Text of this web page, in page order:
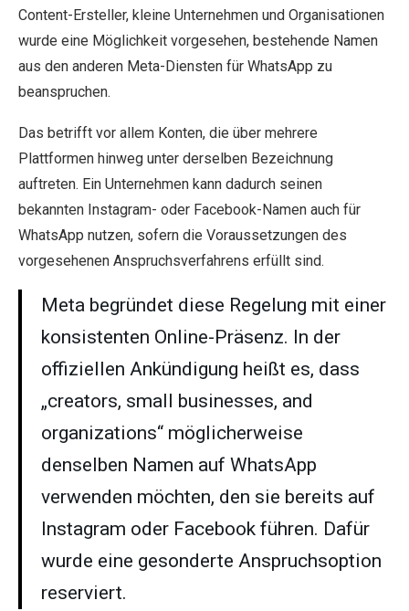
Content-Ersteller, kleine Unternehmen und Organisationen
wurde eine Möglichkeit vorgesehen, bestehende Namen
aus den anderen Meta-Diensten für WhatsApp zu
beanspruchen.
Das betrifft vor allem Konten, die über mehrere
Plattformen hinweg unter derselben Bezeichnung
auftreten. Ein Unternehmen kann dadurch seinen
bekannten Instagram- oder Facebook-Namen auch für
WhatsApp nutzen, sofern die Voraussetzungen des
vorgesehenen Anspruchsverfahrens erfüllt sind.
Meta begründet diese Regelung mit einer
konsistenten Online-Präsenz. In der
offiziellen Ankündigung heißt es, dass
„creators, small businesses, and
organizations“ möglicherweise
denselben Namen auf WhatsApp
verwenden möchten, den sie bereits auf
Instagram oder Facebook führen. Dafür
wurde eine gesonderte Anspruchsoption
reserviert.